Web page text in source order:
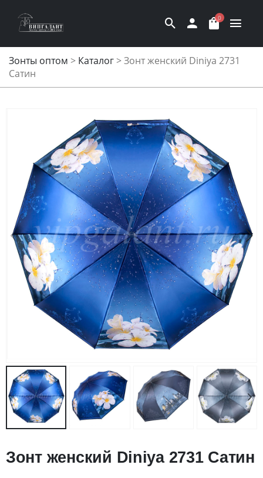
0
Зонты оптом > Каталог>Зонт женский Diniya 2731
Cатин
Зонт женский Diniya 2731 Cатин